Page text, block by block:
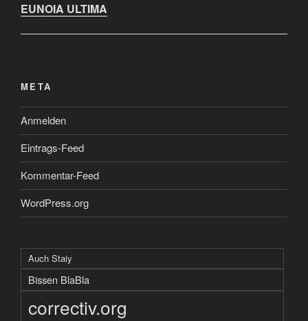
EUNOIA ULTIMA
META
Anmelden
Eintrags-Feed
Kommentar-Feed
WordPress.org
Auch Staiy
Bissen BlaBla
correctiv.org